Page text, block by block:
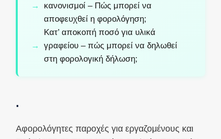
κανονισμοί – Πώς μπορεί να
αποφευχθεί η φορολόγηση;
Κατ’ αποκοπή ποσό για υλικά
γραφείου – πώς μπορεί να δηλωθεί
στη φορολογική δήλωση;
.
Αφορολόγητες παροχές για εργαζομένους και